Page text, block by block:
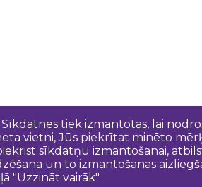
tiek izmantotas, lai
vietni, Jūs piekrītat minēto
sīkdatņu izmantošanai,
un to izmantošanas
"Uzzināt vairāk".